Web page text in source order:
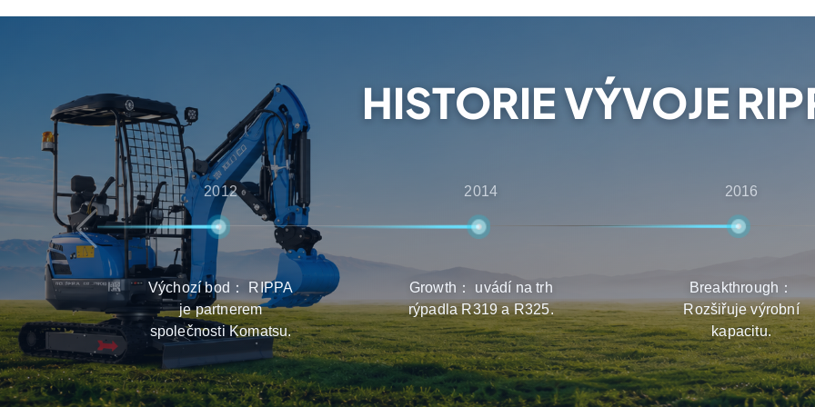
HISTORIE VÝVOJE
2012
Výchozí bod： RIPPA
je partnerem
společnosti Komatsu.
2014
Growth： uvádí na trh
rýpadla R319 a R325.
2016
Breakthrough：
Rozšiřuje výrobní
kapacitu.